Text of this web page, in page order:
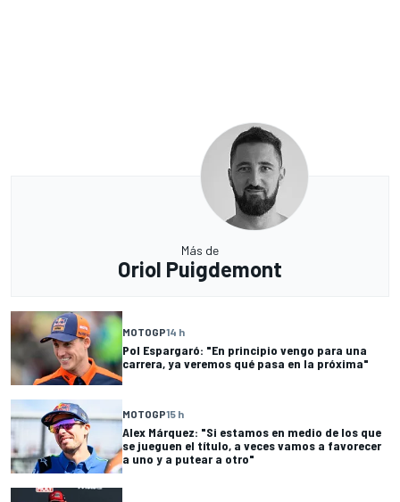
Más de
Oriol Puigdemont
MOTOGP14 h
Pol Espargaró: "En principio vengo para una
carrera, ya veremos qué pasa en la próxima"
MOTOGP15 h
Alex Márquez: "Si estamos en medio de los que
se jueguen el título, a veces vamos a favorecer
a uno y a putear a otro"